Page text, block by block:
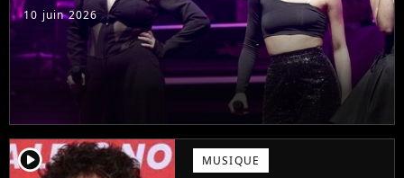
10 juin 2026
player2 MUSIQUE